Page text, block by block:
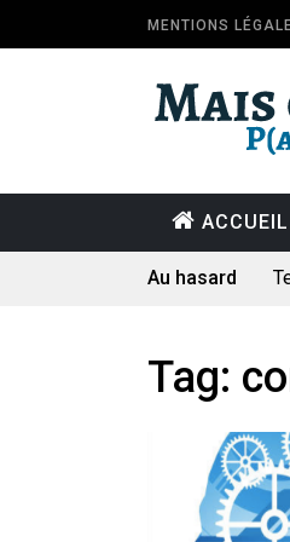
MENTIONS
ACCUEIL
Au hasard
Tag: